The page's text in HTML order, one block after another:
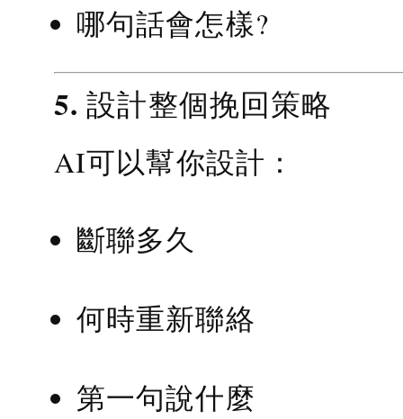
哪句話會怎樣?
5. 設計整個挽回策略
AI可以幫你設計：
斷聯多久
何時重新聯絡
第一句說什麼